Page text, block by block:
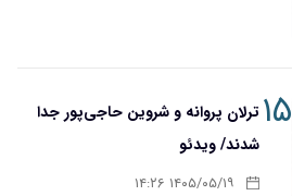
۱۵ ترلان پروانه و شروین حاجی‌پور جدا
شدند/ ویدئو
۱۴۰۵/۰۵/۱۹ ۱۴:۲۶